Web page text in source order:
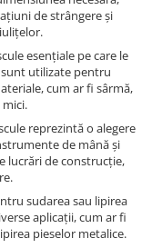
de strângere și
esențiale pe care le
sunt utilizate pentru
cum ar fi sârmă,
reprezintă o alegere
de mână și
lucrări de construcție,
sudarea sau lipirea
aplicații, cum ar fi
pieselor metalice.